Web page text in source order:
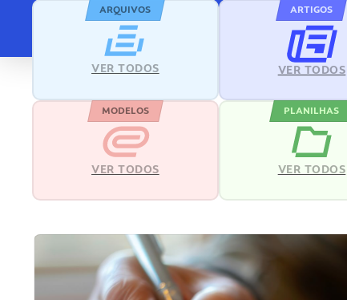
ARQUIVOS
VER TODOS
ARTIGOS
VER TODOS
MODELOS
VER TODOS
PLANILHAS
VER TODOS